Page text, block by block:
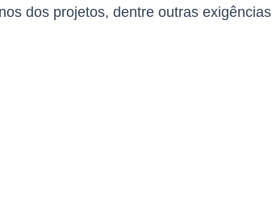
dos projetos, dentre outras exigências